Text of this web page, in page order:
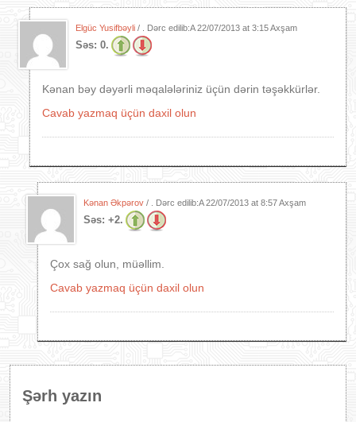
Elgüc Yusifbəyli / . Dərc edilib:A22/07/2013 at 3:15 Axşam
Səs: 0.
Kənan bəy dəyərli məqalələriniz üçün dərin təşəkkürlər.
Cavab yazmaq üçün daxil olun
Kənan Əkpərov / . Dərc edilib:A22/07/2013 at 8:57 Axşam
Səs: +2.
Çox sağ olun, müəllim.
Cavab yazmaq üçün daxil olun
Şərh yazın